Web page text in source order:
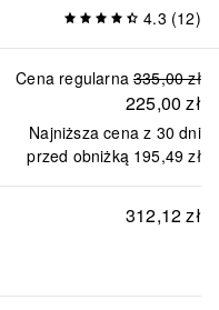
4.3 (12)
Cena regularna 335,00 zł
225,00 zł
Najniższa cena z 30 dni
przed obniżką 195,49 zł
312,12 zł